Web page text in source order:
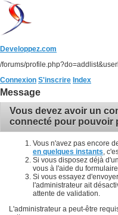
Developpez.com
/forums/
Connexion S'inscrire Index
Message
Vous devez avoir un
connecté pour pouvoir
Vous n'avez pas encore
en quelques instants ,
Si vous disposez déjà
vous à l'aide du
Si vous essayez
l'administrateur ait
attente de validation.
L'administrateur a peut-être